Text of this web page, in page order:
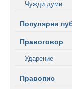
Чужди думи
Популярни
Правоговор
Ударение
Правопис